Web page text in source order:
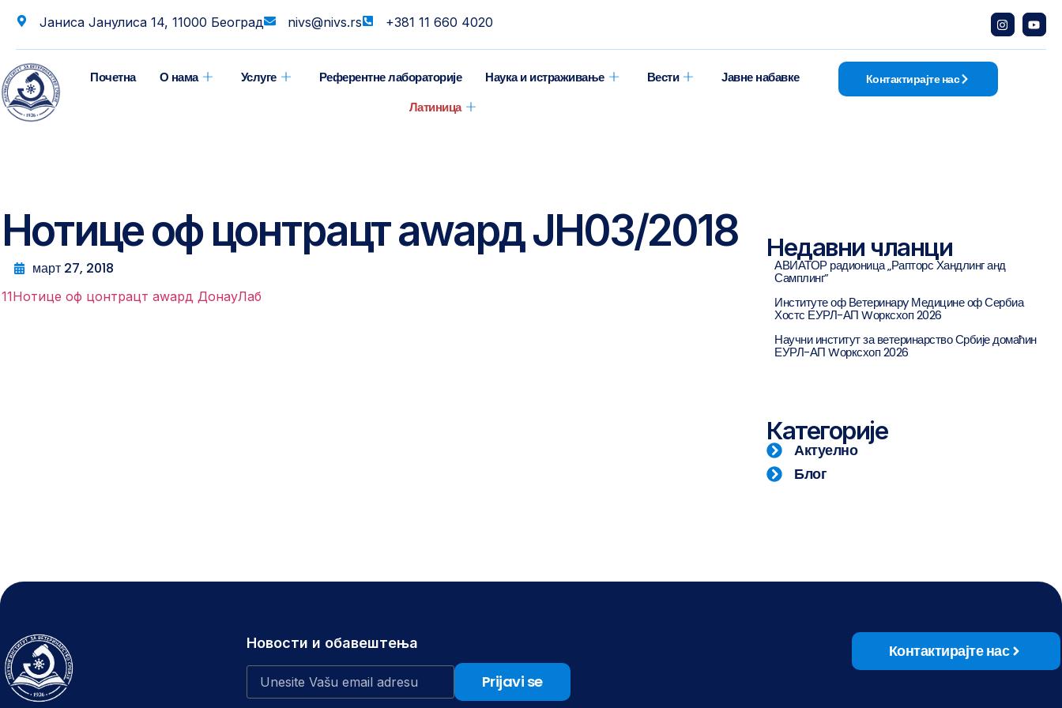
Јаниса Јанулиса 14, 11000 Београд nivs@nivs.rs +381 11 660 4020
Почетна О нама Услуге Референтне лабораторије Наука и истраживање Вести
Јавне набавке
Латиница
Контактирајте нас
Нотице оф цонтрацт аwард ЈН03/2018
март 27, 2018
11Нотице оф цонтрацт аwард ДонауЛаб
Недавни чланци
АВИАТОР радионица „Рапторс Хандлинг анд
Самплинг”
Институте оф Ветеринарy Медицине оф Сербиа
Хостс ЕУРЛ-АП Wорксхоп 2026
Научни институт за ветеринарство Србије домаћин
ЕУРЛ-АП Wорксхоп 2026
Категорије
Актуелно
Блог
Новости и обавештења Контактирајте нас